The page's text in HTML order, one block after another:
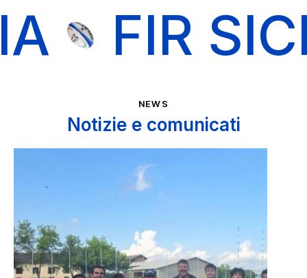
FIR
NEWS
Notizie e comunicati